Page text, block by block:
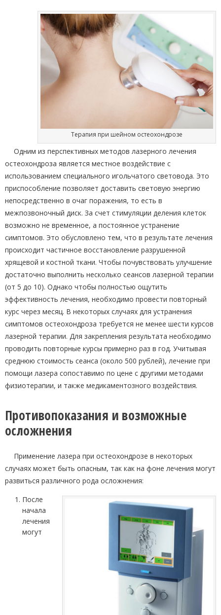
Терапия при шейном остеохондрозе
Одним из перспективных методов лазерного лечения
остеохондроза является местное воздействие с
использованием специального игольчатого световода. Это
приспособление позволяет доставить световую энергию
непосредственно в очаг поражения, то есть в
межпозвоночный диск. За счет стимуляции деления клеток
возможно не временное, а постоянное устранение
симптомов. Это обусловлено тем, что в результате лечения
происходит частичное восстановление разрушенной
хрящевой и костной ткани. Чтобы почувствовать улучшение
достаточно выполнить несколько сеансов лазерной терапии
(от 5 до 10). Однако чтобы полностью ощутить
эффективность лечения, необходимо провести повторный
курс через месяц. В некоторых случаях для устранения
симптомов остеохондроза требуется не менее шести курсов
лазерной терапии. Для закрепления результата необходимо
проводить повторные курсы примерно раз в год. Учитывая
среднюю стоимость сеанса (около 500 рублей), лечение при
помощи лазера сопоставимо по цене с другими методами
физиотерапии, и также медикаментозного воздействия.
Противопоказания и возможные
осложнения
Применение лазера при остеохондрозе в некоторых
случаях может быть опасным, так как на фоне лечения могут
развиться различного рода осложнения:
После
начала
лечения
могут